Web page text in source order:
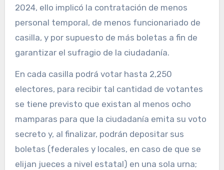
2024, ello implicó la contratación de menos
personal temporal, de menos funcionariado de
casilla, y por supuesto de más boletas a fin de
garantizar el sufragio de la ciudadanía.
En cada casilla podrá votar hasta 2,250
electores, para recibir tal cantidad de votantes
se tiene previsto que existan al menos ocho
mamparas para que la ciudadanía emita su voto
secreto y, al finalizar, podrán depositar sus
boletas (federales y locales, en caso de que se
elijan jueces a nivel estatal) en una sola urna;